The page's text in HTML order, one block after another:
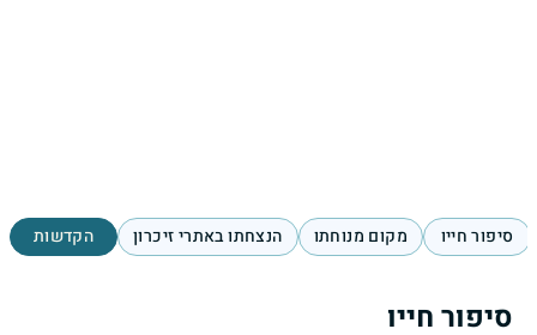
סיפור חייו מקום מנוחתו הנצחתו באתרי זיכרון הקדשות
סיפור חייו